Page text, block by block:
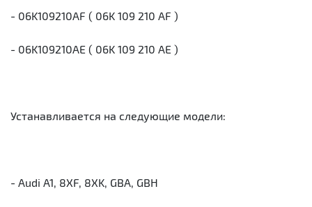
- 06K109210AF ( 06K 109 210 AF )
- 06K109210AE ( 06K 109 210 AE )
Устанавливается на следующие модели:
- Audi A1, 8XF, 8XK, GBA, GBH